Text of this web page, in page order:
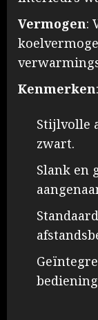
Vermogen:
Kenmerken:
Stijlvolle
zwart.
Slank en
bediening